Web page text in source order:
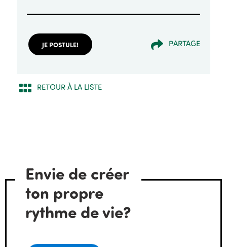
JE POSTULE! PARTAGE
RETOUR À LA LISTE
Envie de créer
ton propre
rythme de vie?